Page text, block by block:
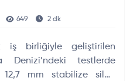
649 2 dk
iş birliğiyle geliştirilen
Denizi’ndeki testlerde
12,7 mm stabilize silah